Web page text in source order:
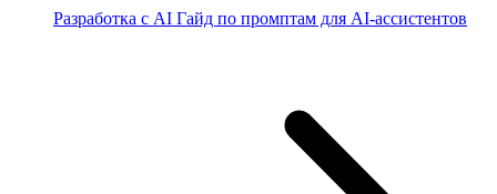
Разработка с AI Гайд по промптам для AI-ассистентов